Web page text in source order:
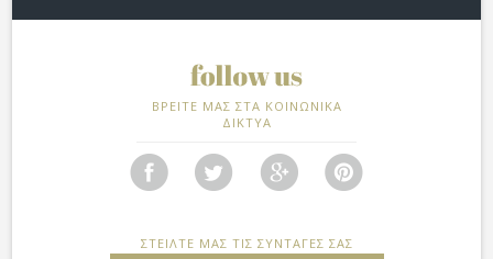
ΒΡΕΙΤΕ ΜΑΣ ΣΤΑ ΚΟΙΝΩΝΙΚΑ
ΔΙΚΤΥΑ
ΣΤΕΙΛΤΕ ΜΑΣ ΤΙΣ ΣΥΝΤΑΓΕΣ ΣΑΣ